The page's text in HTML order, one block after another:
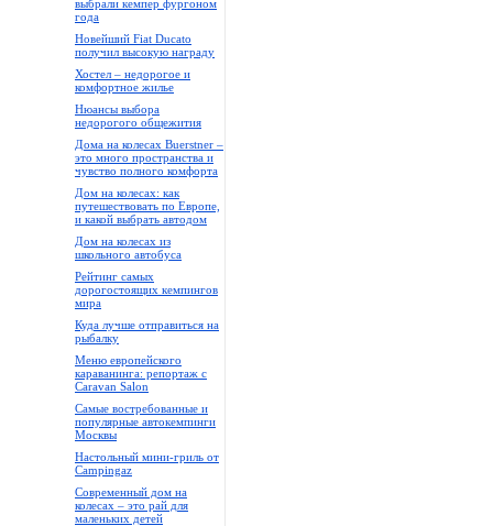
выбрали кемпер фургоном
года
Новейший Fiat Ducato
получил высокую награду
Хостел – недорогое и
комфортное жилье
Нюансы выбора
недорогого общежития
Дома на колесах Buerstner –
это много пространства и
чувство полного комфорта
Дом на колесах: как
путешествовать по Европе,
и какой выбрать автодом
Дом на колесах из
школьного автобуса
Рейтинг самых
дорогостоящих кемпингов
мира
Куда лучше отправиться на
рыбалку
Меню европейского
караванинга: репортаж с
Caravan Salon
Самые востребованные и
популярные автокемпинги
Москвы
Настольный мини-гриль от
Campingaz
Современный дом на
колесах – это рай для
маленьких детей